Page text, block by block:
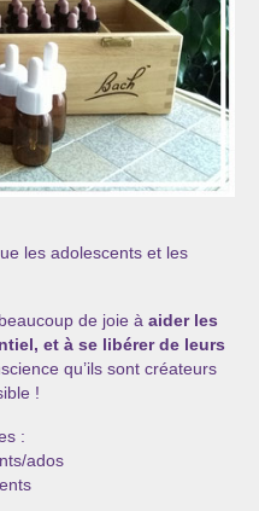
les adolescents et les
de joie à aider les
et à se libérer de leurs
qu’ils sont créateurs
!
:
ados